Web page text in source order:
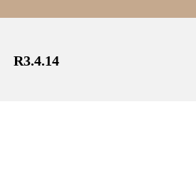
R3.4.14